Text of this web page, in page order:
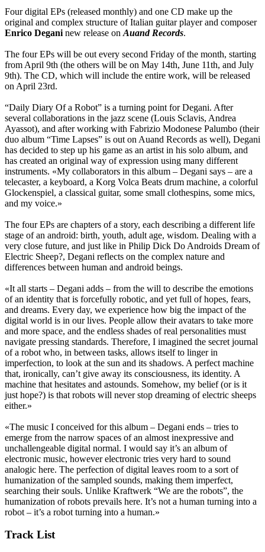
Four digital EPs (released monthly) and one CD make up the
original and complex structure of Italian guitar player and composer
Enrico Degani new release on Auand Records.
The four EPs will be out every second Friday of the month, starting
from April 9th (the others will be on May 14th, June 11th, and July
9th). The CD, which will include the entire work, will be released
on April 23rd.
“Daily Diary Of a Robot” is a turning point for Degani. After
several collaborations in the jazz scene (Louis Sclavis, Andrea
Ayassot), and after working with Fabrizio Modonese Palumbo (their
duo album “Time Lapses” is out on Auand Records as well), Degani
has decided to step up his game as an artist in his solo album, and
has created an original way of expression using many different
instruments. «My collaborators in this album – Degani says – are a
telecaster, a keyboard, a Korg Volca Beats drum machine, a colorful
Glockenspiel, a classical guitar, some small clothespins, some mics,
and my voice.»
The four EPs are chapters of a story, each describing a different life
stage of an android: birth, youth, adult age, wisdom. Dealing with a
very close future, and just like in Philip Dick Do Androids Dream of
Electric Sheep?, Degani reflects on the complex nature and
differences between human and android beings.
«It all starts – Degani adds – from the will to describe the emotions
of an identity that is forcefully robotic, and yet full of hopes, fears,
and dreams. Every day, we experience how big the impact of the
digital world is in our lives. People allow their avatars to take more
and more space, and the endless shades of real personalities must
navigate pressing standards. Therefore, I imagined the secret journal
of a robot who, in between tasks, allows itself to linger in
imperfection, to look at the sun and its shadows. A perfect machine
that, ironically, can’t give away its consciousness, its identity. A
machine that hesitates and astounds. Somehow, my belief (or is it
just hope?) is that robots will never stop dreaming of electric sheeps
either.»
«The music I conceived for this album – Degani ends – tries to
emerge from the narrow spaces of an almost inexpressive and
unchallengeable digital normal. I would say it’s an album of
electronic music, however electronic tries very hard to sound
analogic here. The perfection of digital leaves room to a sort of
humanization of the sampled sounds, making them imperfect,
searching their souls. Unlike Kraftwerk “We are the robots”, the
humanization of robots prevails here. It’s not a human turning into a
robot – it’s a robot turning into a human.»
Track List